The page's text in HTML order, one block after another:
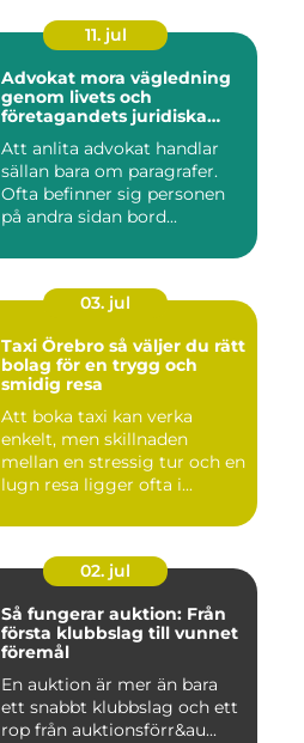
11. jul
Advokat mora vägledning
genom livets och
företagandets juridiska
Att anlita advokat handlar
sällan bara om paragrafer.
Ofta befinner sig personen
på andra sidan bord...
03. jul
Taxi Örebro så väljer du rätt
bolag för en trygg och
smidig resa
Att boka taxi kan verka
enkelt, men skillnaden
mellan en stressig tur och en
lugn resa ligger ofta i...
02. jul
Så fungerar auktion: Från
första klubbslag till vunnet
föremål
En auktion är mer än bara
ett snabbt klubbslag och ett
rop från auktionsförr&au...